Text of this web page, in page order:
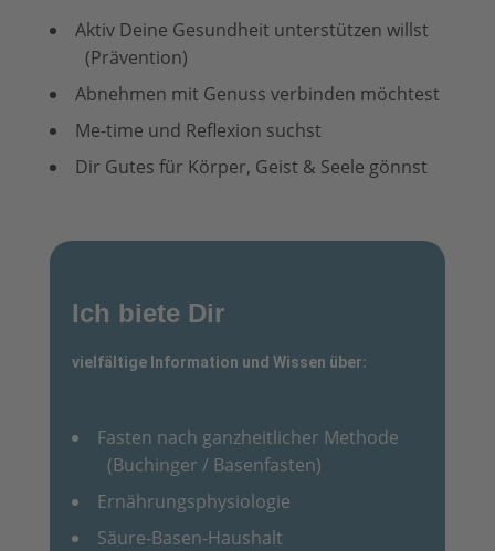
Aktiv Deine Gesundheit unterstützen willst
(Prävention)
Abnehmen mit Genuss verbinden möchtest
Me-time und Reflexion suchst
Dir Gutes für Körper, Geist & Seele gönnst
Ich biete Dir
vielfältige Information und Wissen über:
Fasten nach ganzheitlicher Methode
(Buchinger / Basenfasten)
Ernährungsphysiologie
Säure-Basen-Haushalt